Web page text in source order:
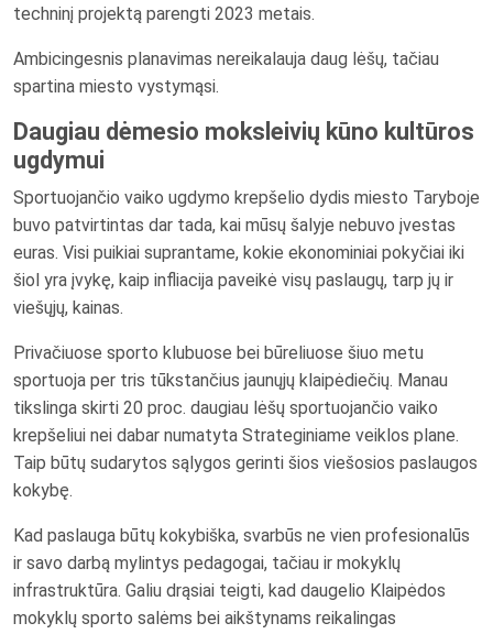
techninį projektą parengti 2023 metais.
Ambicingesnis planavimas nereikalauja daug lėšų, tačiau
spartina miesto vystymąsi.
Daugiau dėmesio moksleivių kūno kultūros
ugdymui
Sportuojančio vaiko ugdymo krepšelio dydis miesto Taryboje
buvo patvirtintas dar tada, kai mūsų šalyje nebuvo įvestas
euras. Visi puikiai suprantame, kokie ekonominiai pokyčiai iki
šiol yra įvykę, kaip infliacija paveikė visų paslaugų, tarp jų ir
viešųjų, kainas.
Privačiuose sporto klubuose bei būreliuose šiuo metu
sportuoja per tris tūkstančius jaunųjų klaipėdiečių. Manau
tikslinga skirti 20 proc. daugiau lėšų sportuojančio vaiko
krepšeliui nei dabar numatyta Strateginiame veiklos plane.
Taip būtų sudarytos sąlygos gerinti šios viešosios paslaugos
kokybę.
Kad paslauga būtų kokybiška, svarbūs ne vien profesionalūs
ir savo darbą mylintys pedagogai, tačiau ir mokyklų
infrastruktūra. Galiu drąsiai teigti, kad daugelio Klaipėdos
mokyklų sporto salėms bei aikštynams reikalingas